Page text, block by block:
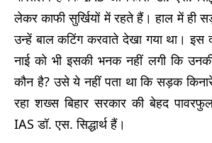
लेकर काफी सुर्खियों में रहते हैं। हाल में ही
उन्हें बाल कटिंग करवाते देखा गया था। इस
नाई को भी इसकी भनक नहीं लगी कि
कौन है? उसे ये नहीं पता था कि सड़क
रहा शख्स बिहार सरकार की बेहद
IAS डॉ. एस. सिद्धार्थ हैं।